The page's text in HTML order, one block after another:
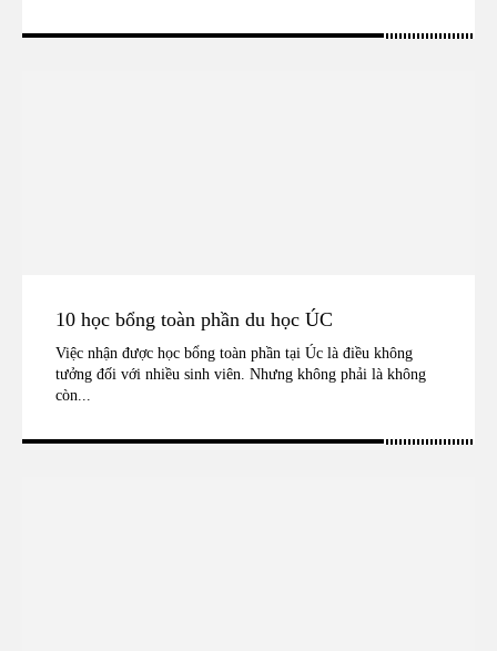
10 học bổng toàn phần du học ÚC
Việc nhận được học bổng toàn phần tại Úc là điều không
tưởng đối với nhiều sinh viên. Nhưng không phải là không
còn...